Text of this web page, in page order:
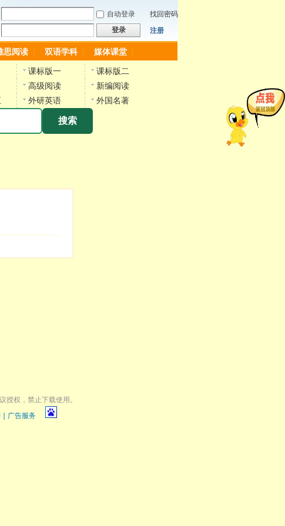
自动登录
找回密码
登录 注册
思阅读 双语学科 媒体课堂
课标版一
课标版二
高级阅读
新编阅读
外研英语 外国名著
搜索
授权，禁止下载使用。
广告服务